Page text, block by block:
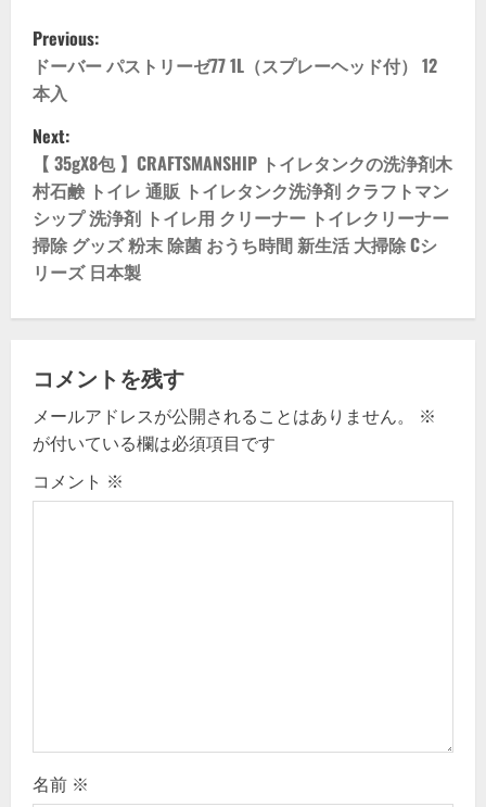
P
o
s
n
a
g
a
t
Previous:
ドーバー パストリーゼ77 1L（スプレーヘッド付） 12
本入
Next:
【 35gX8包 】CRAFTSMANSHIP トイレタンクの洗浄剤木
村石鹸 トイレ 通販 トイレタンク洗浄剤 クラフトマン
シップ 洗浄剤 トイレ用 クリーナー トイレクリーナー
掃除 グッズ 粉末 除菌 おうち時間 新生活 大掃除 Cシ
リーズ 日本製
コメントを残す
メールアドレスが公開されることはありません。
※
が付いている欄は必須項目です
コメント ※
名前 ※